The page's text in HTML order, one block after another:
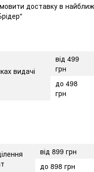
доставку в
видачі
від 499
грн
до 498
грн
від 899 грн
до 898 грн